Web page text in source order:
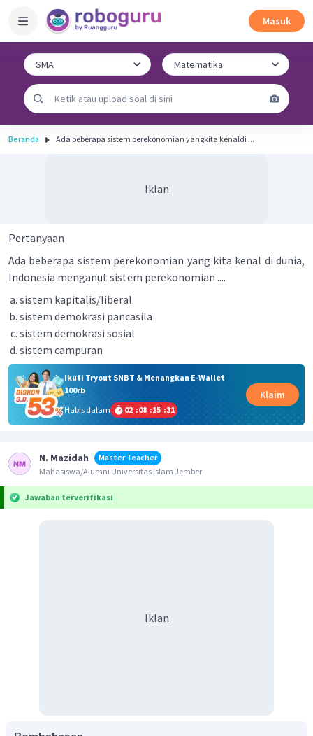
Masuk
Beranda Ada beberapa sistem perekonomian yangkita kenaldi ...
Iklan
Pertanyaan
Ada beberapa sistem perekonomian yang kita kenal di dunia,
Indonesia menganut sistem perekonomian ....
sistem kapitalis/liberal
sistem demokrasi pancasila
sistem demokrasi sosial
sistem campuran
Ikuti Tryout SNBT & Menangkan E-Wallet
100rb
Habis dalam
02 :08 :15 :31
Klaim
N. Mazidah
Master Teacher
Mahasiswa/Alumni Universitas Islam Jember
Jawaban terverifikasi
Iklan